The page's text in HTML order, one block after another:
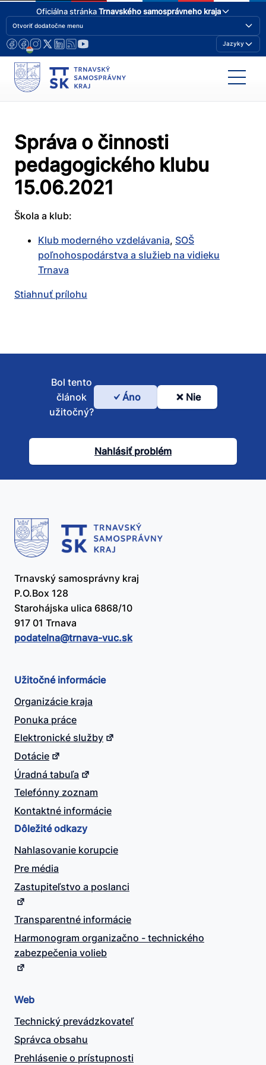
Oficiálna stránkaTrnavského samosprávneho kraja
Otvoriť dodatočne menu
Jazyky
Správa o činnosti
pedagogického klubu
15.06.2021
Škola a klub:
Klub moderného vzdelávania, SOŠ
poľnohospodárstva a služieb na vidieku
Trnava
Stiahnuť prílohu
Bol
článok
užitočný?
Bol tento
článok
užitočný?
Áno Nie
Nahlásiť problém
Trnavský samosprávny kraj
P.O.Box 128
Starohájska ulica 6868/10
917 01 Trnava
podatelna@​trnava-vuc.sk
Užitočné informácie
Organizácie kraja
Ponuka práce
Elektronické služby
Dotácie
Úradná tabuľa
Telefónny zoznam
Kontaktné informácie
Dôležité odkazy
Nahlasovanie korupcie
Pre média
Zastupiteľstvo a poslanci
Transparentné informácie
Harmonogram organizačno - technického
zabezpečenia volieb
Web
Technický prevádzkovateľ
Správca obsahu
Prehlásenie o prístupnosti